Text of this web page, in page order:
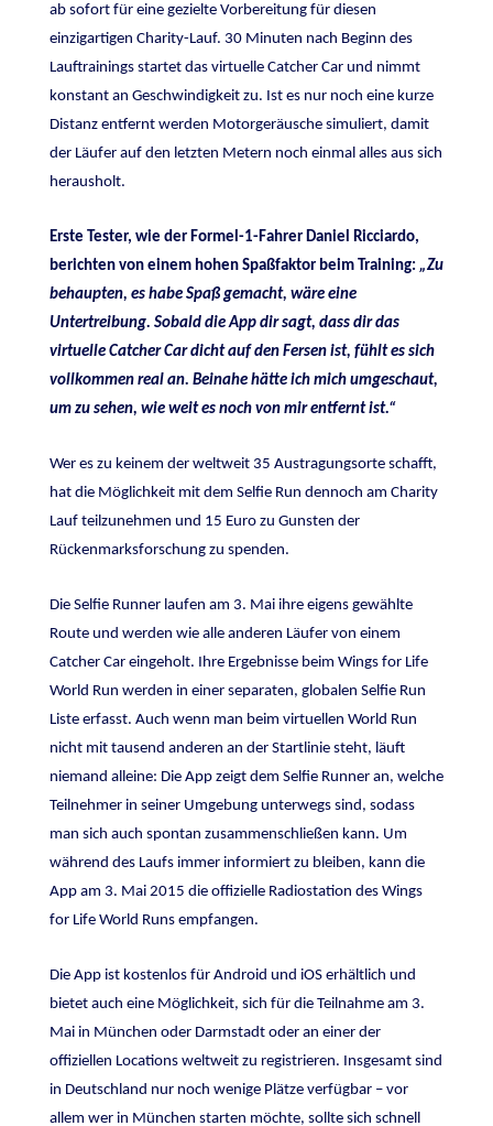
ab sofort für eine gezielte Vorbereitung für diesen
einzigartigen Charity-Lauf. 30 Minuten nach Beginn des
Lauftrainings startet das virtuelle Catcher Car und nimmt
konstant an Geschwindigkeit zu. Ist es nur noch eine kurze
Distanz entfernt werden Motorgeräusche simuliert, damit
der Läufer auf den letzten Metern noch einmal alles aus sich
herausholt.
Erste Tester, wie der Formel-1-Fahrer Daniel Ricciardo,
berichten von einem hohen Spaßfaktor beim Training: „Zu
behaupten, es habe Spaß gemacht, wäre eine
Untertreibung. Sobald die App dir sagt, dass dir das
virtuelle Catcher Car dicht auf den Fersen ist, fühlt es sich
vollkommen real an. Beinahe hätte ich mich umgeschaut,
um zu sehen, wie weit es noch von mir entfernt ist.“
Wer es zu keinem der weltweit 35 Austragungsorte schafft,
hat die Möglichkeit mit dem Selfie Run dennoch am Charity
Lauf teilzunehmen und 15 Euro zu Gunsten der
Rückenmarksforschung zu spenden.
Die Selfie Runner laufen am 3. Mai ihre eigens gewählte
Route und werden wie alle anderen Läufer von einem
Catcher Car eingeholt. Ihre Ergebnisse beim Wings for Life
World Run werden in einer separaten, globalen Selfie Run
Liste erfasst. Auch wenn man beim virtuellen World Run
nicht mit tausend anderen an der Startlinie steht, läuft
niemand alleine: Die App zeigt dem Selfie Runner an, welche
Teilnehmer in seiner Umgebung unterwegs sind, sodass
man sich auch spontan zusammenschließen kann. Um
während des Laufs immer informiert zu bleiben, kann die
App am 3. Mai 2015 die offizielle Radiostation des Wings
for Life World Runs empfangen.
Die App ist kostenlos für Android und iOS erhältlich und
bietet auch eine Möglichkeit, sich für die Teilnahme am 3.
Mai in München oder Darmstadt oder an einer der
offiziellen Locations weltweit zu registrieren. Insgesamt sind
in Deutschland nur noch wenige Plätze verfügbar – vor
allem wer in München starten möchte, sollte sich schnell